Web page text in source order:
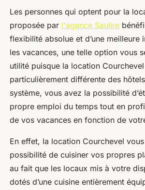
Les personnes qui optent pour la
proposée par l'agence Saulire
flexibilité absolue et d’une meilleure
les vacances, une telle option vous
utilité puisque la location
particulièrement différente des
système, vous avez la possibilité
propre emploi du temps tout en
de vos vacances en fonction de
En effet, la location Courchevel
possibilité de cuisiner vos propres
au fait que les locaux mis à votre
dotés d’une cuisine entièrement